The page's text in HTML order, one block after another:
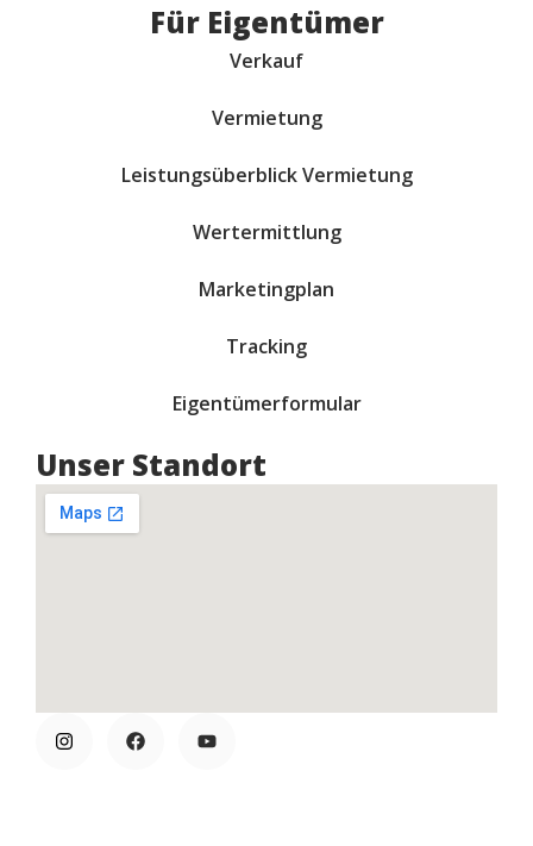
Für Eigentümer
Verkauf
Vermietung
Leistungsüberblick Vermietung
Wertermittlung
Marketingplan
Tracking
Eigentümerformular
Unser Standort